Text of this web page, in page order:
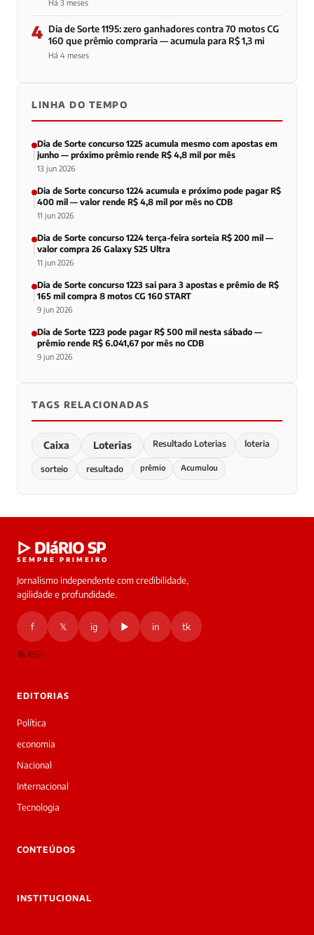
Há 3 meses
4 Dia de Sorte 1195: zero ganhadores contra 70 motos CG
160 que prêmio compraria — acumula para R$ 1,3 mi
Há 4 meses
LINHA DO TEMPO
Dia de Sorte concurso 1225 acumula mesmo com apostas em
junho — próximo prêmio rende R$ 4,8 mil por mês
13 jun 2026
Dia de Sorte concurso 1224 acumula e próximo pode pagar R$
400 mil — valor rende R$ 4,8 mil por mês no CDB
11 jun 2026
Dia de Sorte concurso 1224 terça-feira sorteia R$ 200 mil —
valor compra 26 Galaxy S25 Ultra
11 jun 2026
Dia de Sorte concurso 1223 sai para 3 apostas e prêmio de R$
165 mil compra 8 motos CG 160 START
9 jun 2026
Dia de Sorte 1223 pode pagar R$ 500 mil nesta sábado —
prêmio rende R$ 6.041,67 por mês no CDB
9 jun 2026
TAGS RELACIONADAS
Caixa Loterias Resultado Loterias loteria
sorteio resultado prêmio Acumulou
▷ DIáRIO SP
SEMPRE PRIMEIRO
Jornalismo independente com credibilidade,
agilidade e profundidade.
f 𝕏 ig ▶ in tk
RSS
EDITORIAS
Política
economia
Nacional
Internacional
Tecnologia
CONTEÚDOS
INSTITUCIONAL